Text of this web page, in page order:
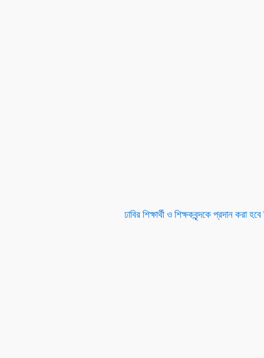
ঢাবির শিক্ষার্থী ও শিক্ষকবৃন্দকে প্রদান করা